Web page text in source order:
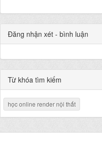
Đăng nhận xét - bình luận
Từ khóa tìm kiếm
học online render nội thất